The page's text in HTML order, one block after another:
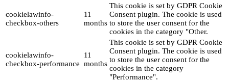
cookielawinfo-
checkbox-others
11
months
This cookie is set by GDPR Cookie
Consent plugin. The cookie is used
to store the user consent for the
cookies in the category "Other.
cookielawinfo-
checkbox-performance
11
months
This cookie is set by GDPR Cookie
Consent plugin. The cookie is used
to store the user consent for the
cookies in the category
"Performance".